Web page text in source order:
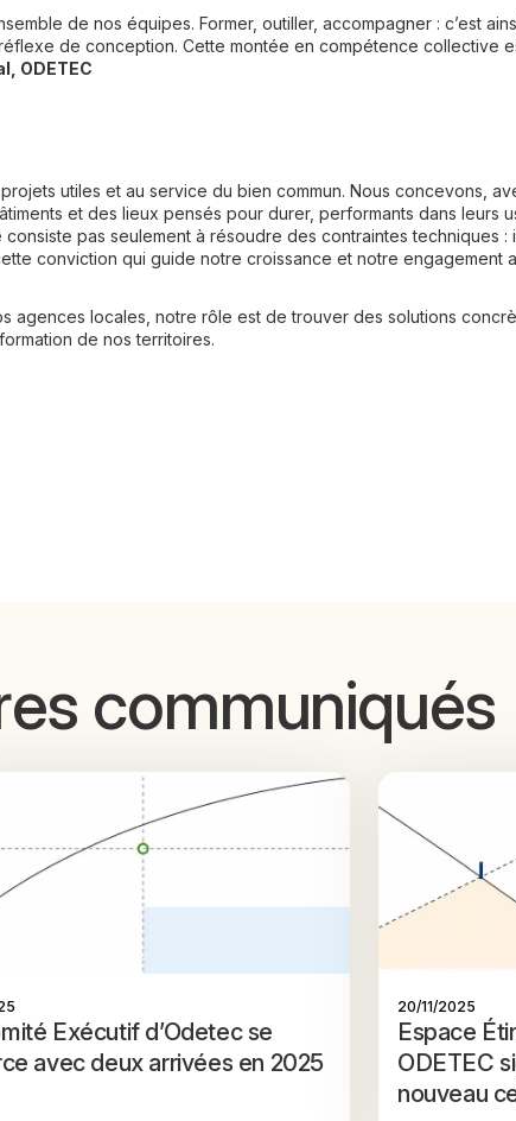
de nos équipes. Former, outiller, accompagner : c’est
de conception. Cette montée en compétence collective
ODETEC
utiles et au service du bien commun. Nous concevons,
et des lieux pensés pour durer, performants dans leurs
pas seulement à résoudre des contraintes techniques :
conviction qui guide notre croissance et notre engagement
agences locales, notre rôle est de trouver des solutions
de nos territoires.
communiqués
Exécutif d’Odetec se
avec deux arrivées en 2025
20/11/2025
Espace
ODETEC
nouveau